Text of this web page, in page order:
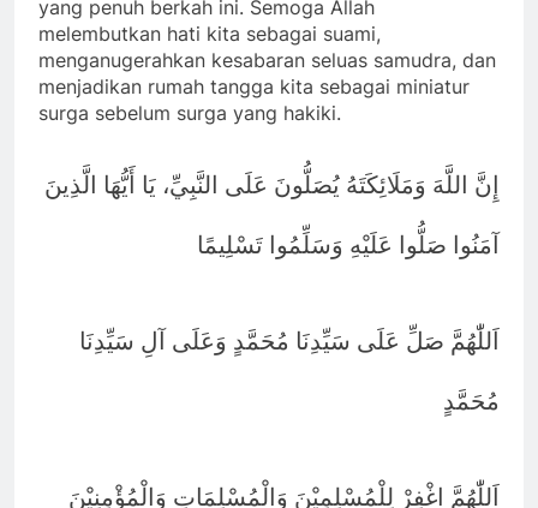
yang penuh berkah ini. Semoga Allah
melembutkan hati kita sebagai suami,
menganugerahkan kesabaran seluas samudra, dan
menjadikan rumah tangga kita sebagai miniatur
surga sebelum surga yang hakiki.
إِنَّ اللَّهَ وَمَلَائِكَتَهُ يُصَلُّونَ عَلَى النَّبِيِّ، يَا أَيُّهَا الَّذِينَ
آمَنُوا صَلُّوا عَلَيْهِ وَسَلِّمُوا تَسْلِيمًا
اَللّٰهُمَّ صَلِّ عَلَى سَيِّدِنَا مُحَمَّدٍ وَعَلَى آلِ سَيِّدِنَا
مُحَمَّدٍ
اَللّٰهُمَّ اغْفِرْ لِلْمُسْلِمِيْنَ وَالْمُسْلِمَاتِ وَالْمُؤْمِنِيْنَ